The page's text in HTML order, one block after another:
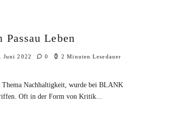
Leben
Juni 2022 0
2 Minuten Lesedauer
Thema Nachhaltigkeit, wurde bei BLANK
Oft in der Form von Kritik